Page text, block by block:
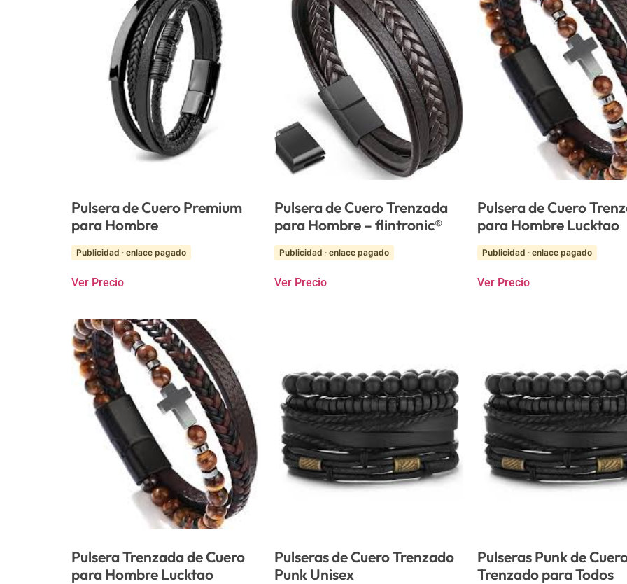
Pulsera de Cuero Premium
para Hombre
Publicidad · enlace pagado
Ver Precio
Pulsera de Cuero Trenzada
para Hombre – flintronic®
Publicidad · enlace pagado
Ver Precio
Pulsera de Cuero
para Hombre Lucktao
Publicidad · enlace pagado
Ver Precio
Pulsera Trenzada de Cuero
para Hombre Lucktao
Pulseras de Cuero Trenzado
Punk Unisex
Pulseras Punk de
Trenzado para Todos